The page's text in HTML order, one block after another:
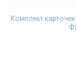
Комплект